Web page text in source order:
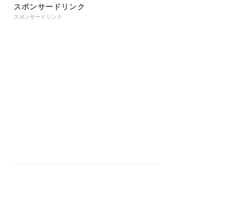
スポンサードリンク
スポンサードリンク